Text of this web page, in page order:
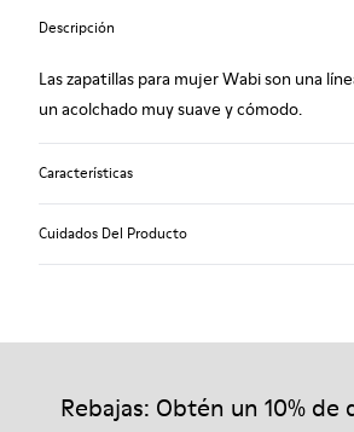
Descripción
Las zapatillas para mujer Wabi son una
un acolchado muy suave y cómodo.
Características
Cuidados Del Producto
Nuestros zapatos se han fabricado con
garantizará que duren más tiempo.
Rebajas: Obtén un 10% de